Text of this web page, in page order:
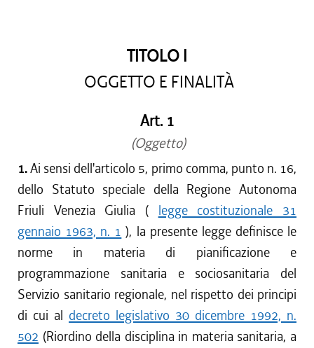
TITOLO I
OGGETTO E FINALITÀ
Art. 1
(Oggetto)
1.Ai sensi dell'articolo 5, primo comma, punto n. 16,
dello Statuto speciale della Regione Autonoma
Friuli Venezia Giulia ( legge costituzionale 31
gennaio 1963, n. 1 ), la presente legge definisce le
norme in materia di pianificazione e
programmazione sanitaria e sociosanitaria del
Servizio sanitario regionale, nel rispetto dei principi
di cui al decreto legislativo 30 dicembre 1992, n.
502 (Riordino della disciplina in materia sanitaria, a